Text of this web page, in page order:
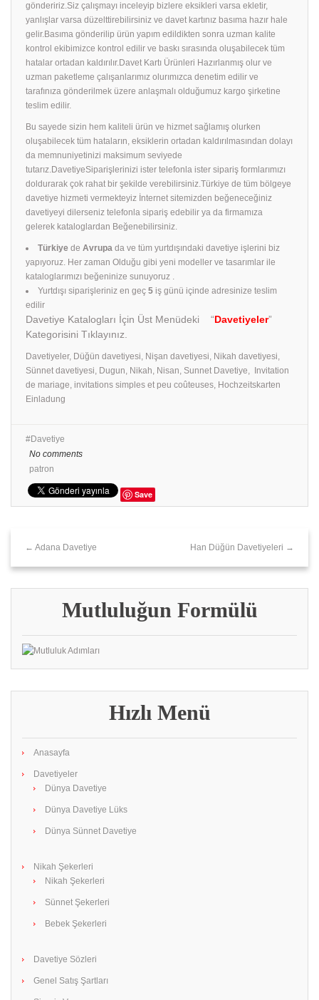
göndeririz.Siz çalışmayı inceleyip bizlere eksikleri varsa ekletir,
yanlışlar varsa düzelttirebilirsiniz ve davet kartınız basıma hazır hale
gelir.Basıma gönderilip ürün yapım edildikten sonra uzman kalite
kontrol ekibimizce kontrol edilir ve baskı sırasında oluşabilecek tüm
hatalar ortadan kaldırılır.Davet Kartı Ürünleri Hazırlanmış olur ve
uzman paketleme çalışanlarımız olurımızca denetim edilir ve
tarafınıza gönderilmek üzere anlaşmalı olduğumuz kargo şirketine
teslim edilir.
Bu sayede sizin hem kaliteli ürün ve hizmet sağlamış olurken
oluşabilecek tüm hataların, eksiklerin ortadan kaldırılmasından dolayı
da memnuniyetinizi maksimum seviyede
tutarız.DavetiyeSiparişlerinizi ister telefonla ister sipariş formlarımızı
doldurarak çok rahat bir şekilde verebilirsiniz.Türkiye de tüm bölgeye
davetiye hizmeti vermekteyiz İnternet sitemizden beğeneceğiniz
davetiyeyi dilerseniz telefonla sipariş edebilir ya da firmamıza
gelerek kataloglardan Beğenebilirsiniz.
Türkiye de Avrupa da ve tüm yurtdışındaki davetiye işlerini biz
yapıyoruz. Her zaman Olduğu gibi yeni modeller ve tasarımlar ile
kataloglarımızı beğeninize sunuyoruz .
Yurtdışı siparişleriniz en geç 5 iş günü içinde adresinize teslim
edilir
Davetiye Katalogları İçin Üst Menüdeki “Davetiyeler”
Kategorisini Tıklayınız.
Davetiyeler, Düğün davetiyesi, Nişan davetiyesi, Nikah davetiyesi,
Sünnet davetiyesi, Dugun, Nikah, Nisan, Sunnet Davetiye, Invitation
de mariage, invitations simples et peu coûteuses, Hochzeitskarten
Einladung
Davetiye
No comments
patron
Save
← Adana Davetiye Han Düğün Davetiyeleri →
Mutluluğun Formülü
Hızlı Menü
Anasayfa
Davetiyeler
Dünya Davetiye
Dünya Davetiye Lüks
Dünya Sünnet Davetiye
Nikah Şekerleri
Nikah Şekerleri
Sünnet Şekerleri
Bebek Şekerleri
Davetiye Sözleri
Genel Satış Şartları